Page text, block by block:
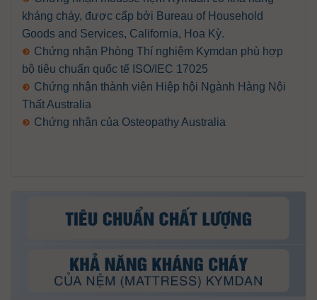
kháng cháy, được cấp bởi Bureau of Household
Goods and Services, California, Hoa Kỳ.
Chứng nhận Phòng Thí nghiệm Kymdan phù hợp
bộ tiêu chuẩn quốc tế ISO/IEC 17025
Chứng nhận thành viên Hiệp hội Ngành Hàng Nội
Thất Australia
Chứng nhận của Osteopathy Australia